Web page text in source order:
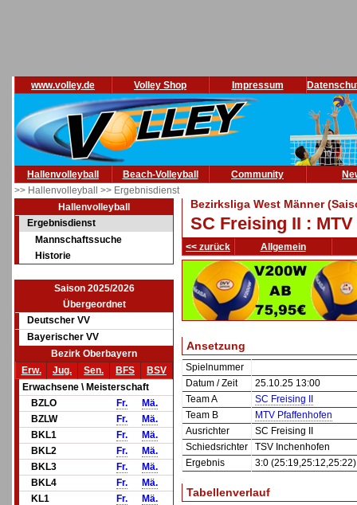
www.volley.de Volley Shop Impressum
Hallenvolleyball Beach-Volleyball Community
>> Hallenvolleyball >> Ergebnisdienst
Hallenvolleyball
Ergebnisdienst
Mannschaftssuche
Historie
Saison 2025/2026
Übergeordnet
Deutscher VV
Bayerischer VV
Bezirk Oberbayern
Erw.
Jug. Sen. BFS
BSV
Erwachsene \ Meisterschaft
BZLO
Fr.
Mä.
BZLW
Fr.
Mä.
BKL1
Fr.
Mä.
BKL2
Fr.
Mä.
BKL3
Fr.
Mä.
BKL4
Fr.
Mä.
KL1
Fr.
Mä.
Bezirksliga West Männer
SC Freising II :
<< zurück Allgemein
Ansetzung
Spielnummer
Datum / Zeit
25.10.25 13:00
Team A
SC Freising II
Team B
MTV Pfaffenhofen
Ausrichter
SC Freising II
Schiedsrichter
TSV Inchenhofen
Ergebnis
3:0 (25:19,25:12,25:22)
Tabellenverlauf